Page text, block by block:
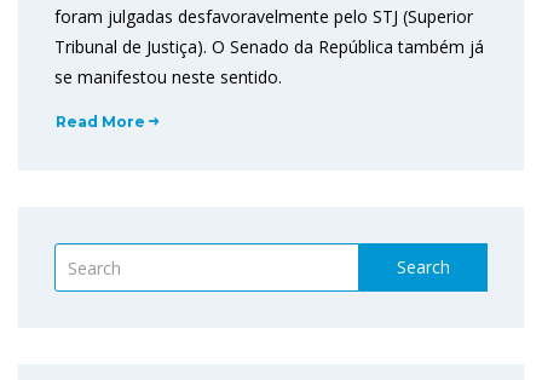
foram julgadas desfavoravelmente pelo STJ (Superior
Tribunal de Justiça). O Senado da República também já
se manifestou neste sentido.
Read More
Search